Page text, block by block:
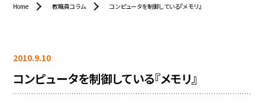
Home 教職員コラム コンピュータを制御している『メモリ』
2010.9.10
コンピュータを制御している『メモリ』